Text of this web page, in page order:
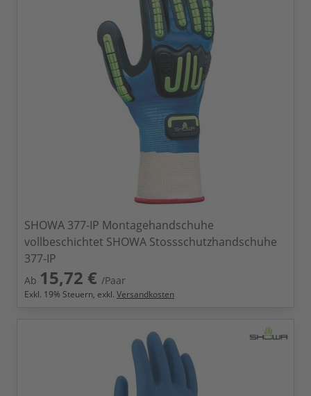
SHOWA 377-IP Montagehandschuhe
vollbeschichtet SHOWA Stossschutzhandschuhe
377-IP
Ab 15,72 € /Paar
Exkl. 19% Steuern, exkl. Versandkosten